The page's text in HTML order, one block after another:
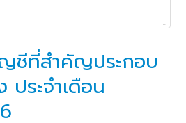
ชีที่สำคัญประกอบ
ระจำเดือน